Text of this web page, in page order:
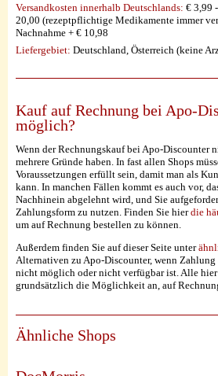
Versandkosten innerhalb Deutschlands: € 3,99
20,00 (rezeptpflichtige Medikamente immer
Nachnahme + € 10,98
Liefergebiet: Deutschland, Österreich (keine
Kauf auf Rechnung bei Apo-
möglich?
Wenn der Rechnungskauf bei Apo-Discounter
mehrere Gründe haben. In fast allen Shops
Voraussetzungen erfüllt sein, damit man als
kann. In manchen Fällen kommt es auch vor,
Nachhinein abgelehnt wird, und Sie
Zahlungsform zu nutzen. Finden Sie hierdie
um auf Rechnung bestellen zu können.
Außerdem finden Sie auf dieser Seite unter
Alternativen zu Apo-Discounter, wenn
nicht möglich oder nicht verfügbar ist. Alle
grundsätzlich die Möglichkeit an, auf
Ähnliche Shops